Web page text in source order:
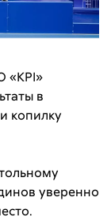
«KPI»
в
копилку
уверенно